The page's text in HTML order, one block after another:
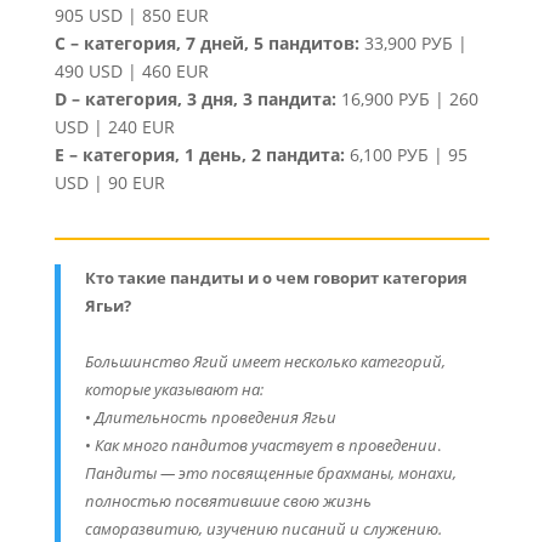
905 USD | 850 EUR
C – категория, 7 дней, 5 пандитов: 33,900 РУБ |
490 USD | 460 EUR
D – категория, 3 дня, 3 пандита: 16,900 РУБ | 260
USD | 240 EUR
E – категория, 1 день, 2 пандита: 6,100 РУБ | 95
USD | 90 EUR
Кто такие пандиты и о чем говорит категория
Ягьи?
Большинство Ягий имеет несколько категорий,
которые указывают на:
•Длительность проведения Ягьи
• Как много пандитов участвует в проведении.
Пандиты — это посвященные брахманы, монахи,
полностью посвятившие свою жизнь
саморазвитию, изучению писаний и служению.